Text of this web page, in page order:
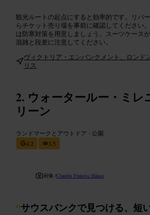
観光ルートの起点にすると効率的です。リバ
らチケット売り場を事前に確認してください
は防寒対策を用意しましょう。スーツケース
混雑と段差に注意してください。
ヴィクトリア・エンバンクメント、ロンド
リス
ウォータールー・ミレ
リーン
ランドマークとアウトドア •公園
4.2
3.5
画像 /Claudiu Francisc Halasz
“サウスバンクで見つける、短